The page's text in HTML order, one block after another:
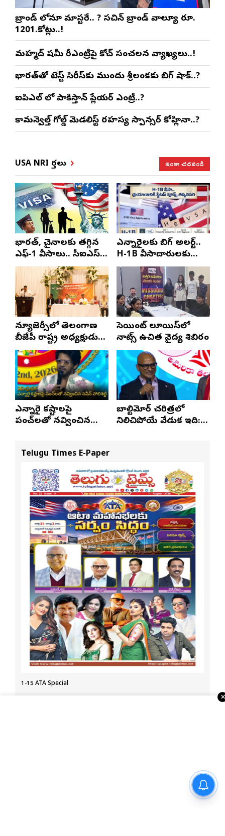
బ్రాండ్ లోనూ మాస్టరే.. ? సచిన్ బ్రాండ్ వాల్యూ రూ.
1201.కోట్లు..!
మహ్మద్ షమీ రీఎంట్రీపై కోచ్ సంచలన వ్యాఖ్యలు..!
భారత్‌తో టెస్ట్ సిరీస్‌కు ముందు శ్రీలంకకు బిగ్ షాక్..?
ఐపిఎల్ లో పాకిస్తాన్ ప్లేయర్ ఎంట్రీ..?
కామన్వెల్త్ గోల్డ్ మెడలిస్ట్ రహస్య స్పాన్సర్ కోహ్లినా..?
USA NRI వార్తలు ఇంకా చదవండి
భారత్, చైనాలకు తగ్గిన
ఎఫ్-1 వీసాలు.. సీఐఎస్
నివేదిక..!
ఎన్నారైలకు బిగ్ అలర్ట్..
H-1B వీసాదారులకు
ప్రయాణ సమయంలో
స్టేటస్ ప్రూఫ్స్ తప్పనిసరి..!
న్యూజెర్సీలో తెలంగాణ
బీజేపీ రాష్ట్ర అధ్యక్షుడు
ఎన్. రాంచందర్‌రావుకు
ఘన స్వాగతం
సెయింట్ లూయిస్‌లో
నాట్స్ ఉచిత వైద్య శిబిరం
ఎన్నారై కష్టాలపై
పంచ్‌లతో నవ్వించిన
బాల్టిమోర్ చరిత్రలో
నిలిచిపోయే వేడుక ఇది:
Telugu Times E-Paper
1-15 ATA Special
it also organizes events and Business Excellence Awards,
making it a leading Telugu media house in the USA.